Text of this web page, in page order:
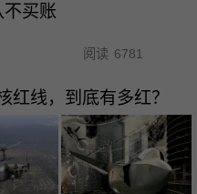
不买账
阅读 6781
红线，到底有多红？